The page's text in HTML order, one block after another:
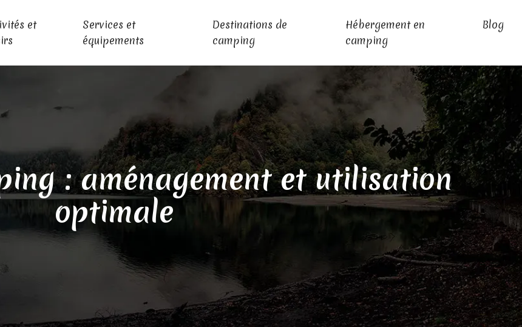
et
Services et
équipements
Destinations de
camping
Hébergement en
camping
Blog
: aménagement et utilisation
optimale